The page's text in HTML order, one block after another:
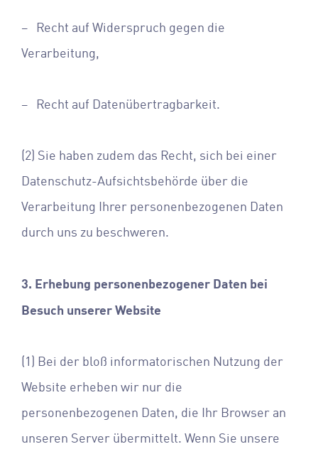
– Recht auf Widerspruch gegen die
Verarbeitung,
– Recht auf Datenübertragbarkeit.
(2) Sie haben zudem das Recht, sich bei einer
Datenschutz-Aufsichtsbehörde über die
Verarbeitung Ihrer personenbezogenen Daten
durch uns zu beschweren.
3. Erhebung personenbezogener Daten bei
Besuch unserer Website
(1) Bei der bloß informatorischen Nutzung der
Website erheben wir nur die
personenbezogenen Daten, die Ihr Browser an
unseren Server übermittelt. Wenn Sie unsere